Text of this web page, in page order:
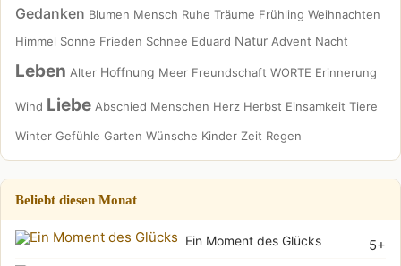
Gedanken Blumen Mensch Ruhe Träume Frühling Weihnachten
Himmel Sonne Frieden Schnee Eduard Natur Advent Nacht
Leben Alter Hoffnung Meer Freundschaft WORTE Erinnerung
Wind Liebe Abschied Menschen Herz Herbst Einsamkeit Tiere
Winter Gefühle Garten Wünsche Kinder Zeit Regen
Beliebt diesen Monat
5+
Ein Moment des Glücks